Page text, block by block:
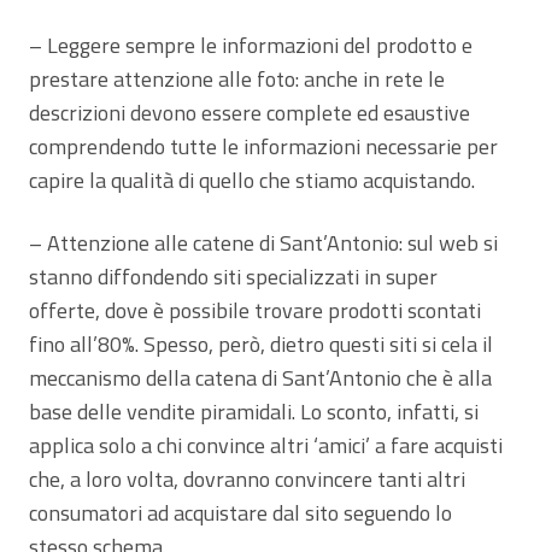
– Leggere sempre le informazioni del prodotto e
prestare attenzione alle foto: anche in rete le
descrizioni devono essere complete ed esaustive
comprendendo tutte le informazioni necessarie per
capire la qualità di quello che stiamo acquistando.
– Attenzione alle catene di Sant’Antonio: sul web si
stanno diffondendo siti specializzati in super
offerte, dove è possibile trovare prodotti scontati
fino all’80%. Spesso, però, dietro questi siti si cela il
meccanismo della catena di Sant’Antonio che è alla
base delle vendite piramidali. Lo sconto, infatti, si
applica solo a chi convince altri ‘amici’ a fare acquisti
che, a loro volta, dovranno convincere tanti altri
consumatori ad acquistare dal sito seguendo lo